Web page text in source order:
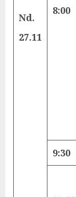
Nd.
27.11
8:00
9:30